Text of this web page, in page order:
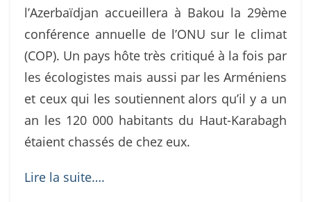
l’Azerbaïdjan accueillera à Bakou la 29ème
conférence annuelle de l’ONU sur le climat
(COP). Un pays hôte très critiqué à la fois par
les écologistes mais aussi par les Arméniens
et ceux qui les soutiennent alors qu’il y a un
an les 120 000 habitants du Haut-Karabagh
étaient chassés de chez eux.
Lire la suite….